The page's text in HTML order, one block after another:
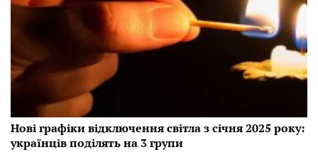
Нові графіки відключення світла з січня 2025 року:
українців поділять на 3 групи